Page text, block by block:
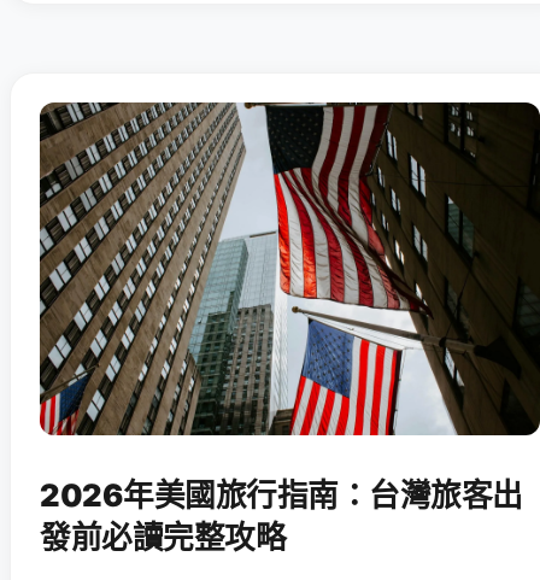
2026年美國旅行指南：台灣旅客出
發前必讀完整攻略